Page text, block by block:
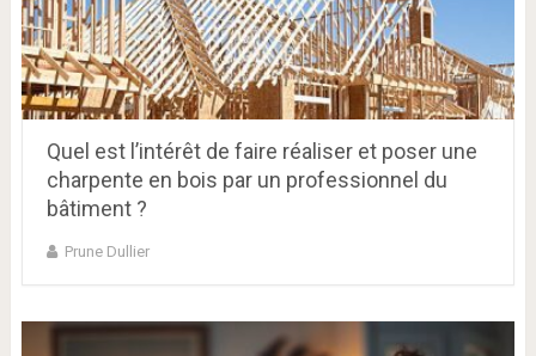
Quel est l’intérêt de faire réaliser et poser une
charpente en bois par un professionnel du
bâtiment ?
Prune Dullier